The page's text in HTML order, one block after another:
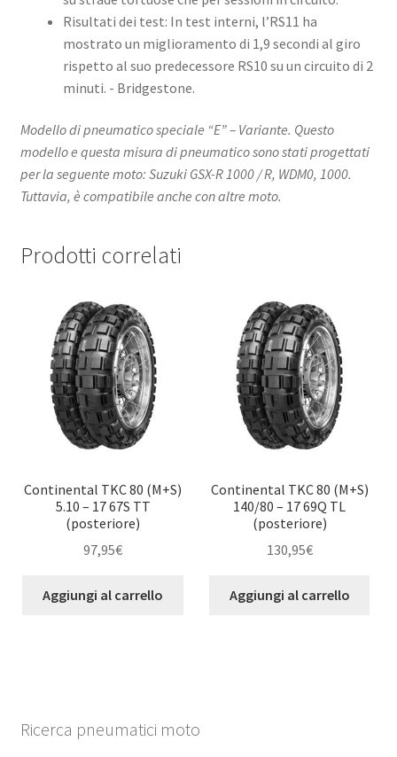
Risultati dei test: In test interni, l’RS11 ha
mostrato un miglioramento di 1,9 secondi al giro
rispetto al suo predecessore RS10 su un circuito di 2
minuti. ​- Bridgestone.
Modello di pneumatico speciale “E” – Variante. Questo
modello e questa misura di pneumatico sono stati progettati
per la seguente moto: Suzuki GSX-R 1000 / R, WDM0, 1000.
Tuttavia, è compatibile anche con altre moto.
Prodotti correlati
Continental TKC 80 (M+S)
5.10 – 17 67S TT
(posteriore)
97,95€
Aggiungi al carrello
Continental TKC 80 (M+S)
140/80 – 17 69Q TL
(posteriore)
130,95€
Aggiungi al carrello
Ricerca pneumatici moto